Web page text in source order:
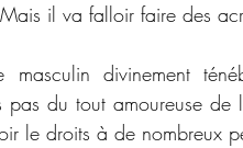
il va falloir faire des
masculin divinement
pas du tout amoureuse
le droits à de nombreux